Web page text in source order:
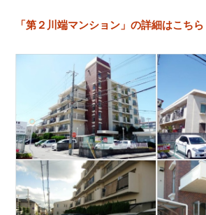
「第２川端マンション」の詳細はこちら